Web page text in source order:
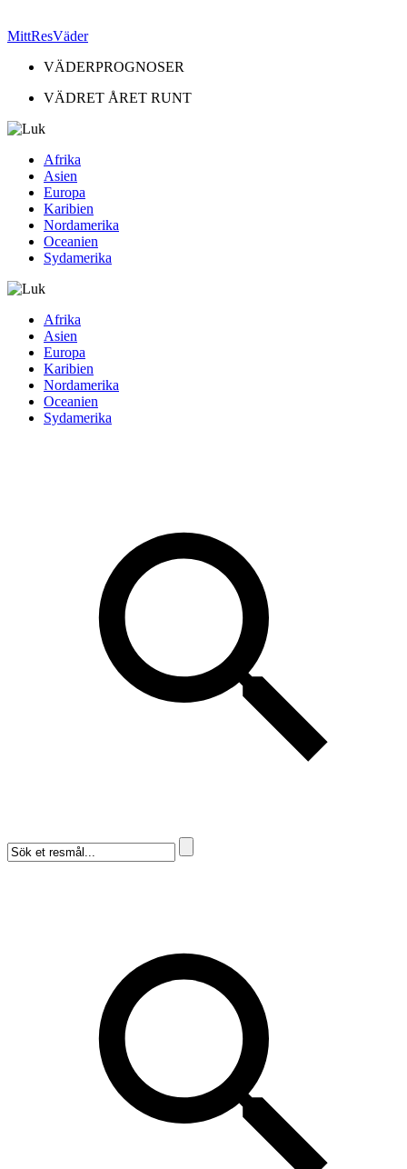
MittResVäder
VÄDERPROGNOSER
VÄDRET ÅRET RUNT
Afrika
Asien
Europa
Karibien
Nordamerika
Oceanien
Sydamerika
Afrika
Asien
Europa
Karibien
Nordamerika
Oceanien
Sydamerika